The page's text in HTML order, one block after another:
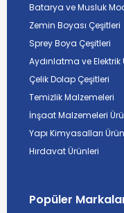
Batarya ve Musluk
Zemin Boyası Çeşitleri
Sprey Boya Çeşitleri
Aydınlatma ve Elektrik
Çelik Dolap Çeşitleri
Temizlik Malzemeleri
İnşaat Malzemeleri
Yapı Kimyasalları
Hırdavat Ürünleri
Popüler